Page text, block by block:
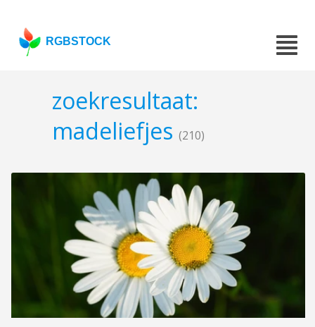
RGBSTOCK
zoekresultaat:
madeliefjes (210)